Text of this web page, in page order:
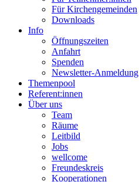
Für Kirchengemeinden
Downloads
Info
Öffnungszeiten
Anfahrt
Spenden
Newsletter-Anmeldung
Themenpool
Referent:innen
Über uns
Team
Räume
Leitbild
Jobs
wellcome
Freundeskreis
Kooperationen